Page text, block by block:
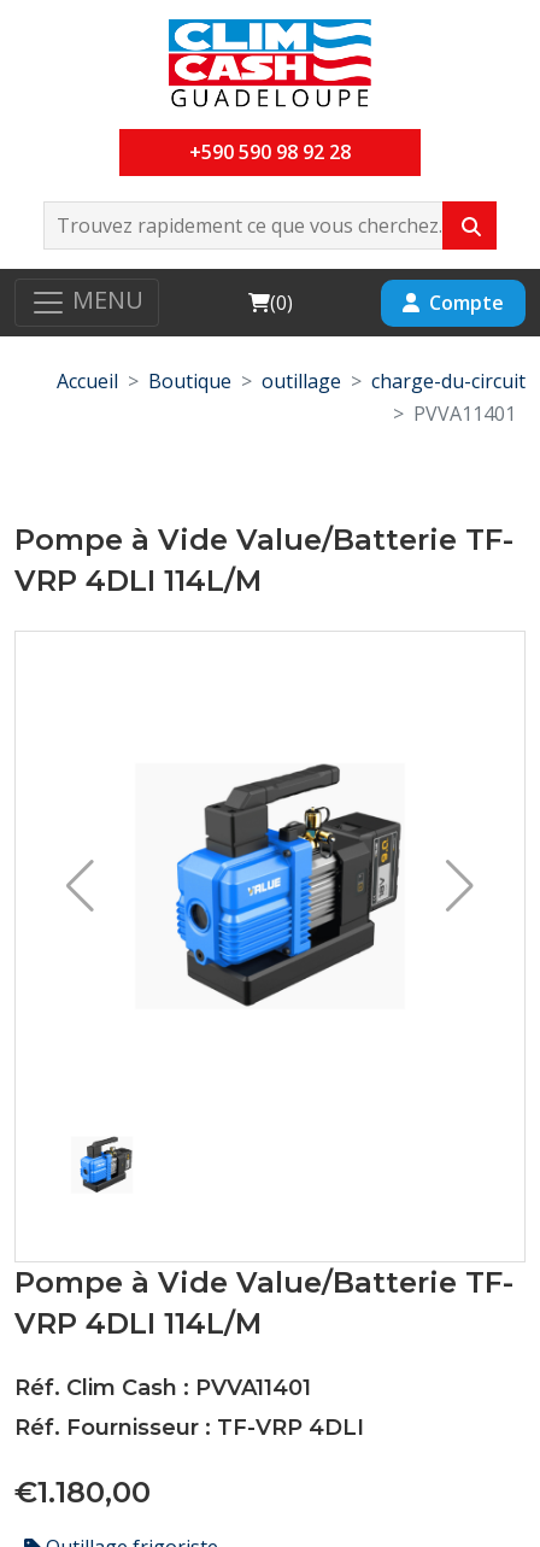
+590 590 98 92 28
MENU Cart
(0) Compte
Accueil Boutique outillage
charge-du-circuit
PVVA11401
Pompe à Vide Value/Batterie TF-
VRP 4DLI 114L/M
Pompe à Vide Value/Batterie TF-
VRP 4DLI 114L/M
Réf. Clim Cash : PVVA11401
Réf. Fournisseur : TF-VRP 4DLI
€1.180,00